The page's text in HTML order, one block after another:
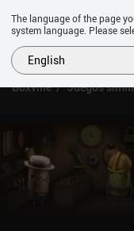
Boxville Juegos
The language of the page
system language. Please
English